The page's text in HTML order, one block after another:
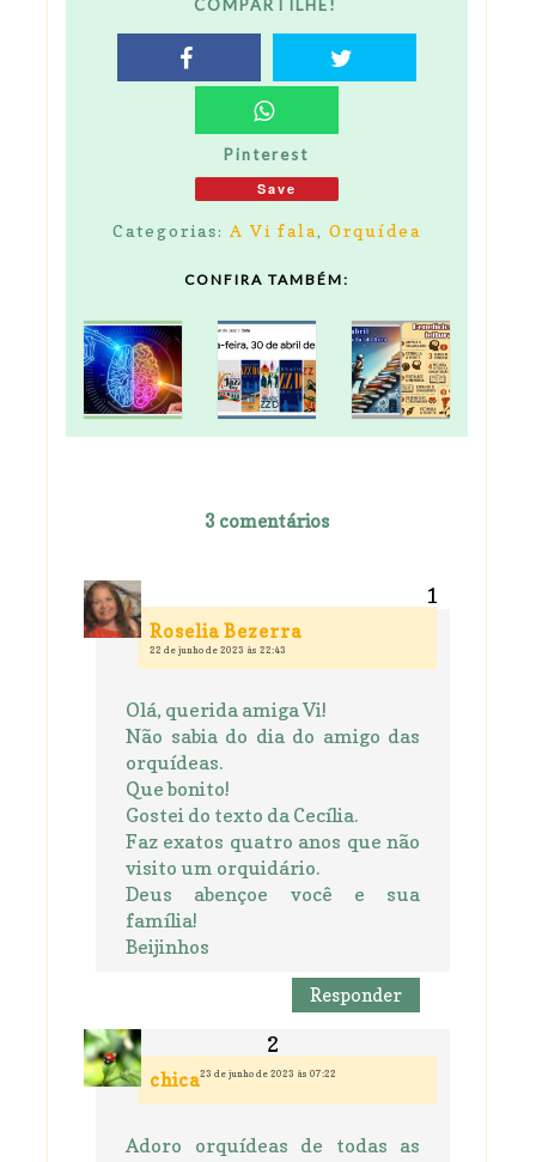
COMPARTILHE!
Pinterest
Save
Categorias: A Vi fala, Orquídea
CONFIRA TAMBÉM:
3 comentários
Roselia Bezerra
22 de junho de 2023 às 22:43
Olá, querida amiga Vi!
Não sabia do dia do amigo das
orquídeas.
Que bonito!
Gostei do texto da Cecília.
Faz exatos quatro anos que não
visito um orquidário.
Deus abençoe você e sua
família!
Beijinhos
Responder
chica23 de junho de 2023 às 07:22
Adoro orquídeas de todas as